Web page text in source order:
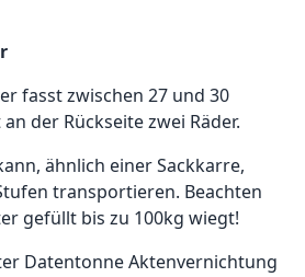
fasst zwischen 27 und 30
der Rückseite zwei Räder.
ähnlich einer Sackkarre,
transportieren. Beachten
gefüllt bis zu 100kg wiegt!